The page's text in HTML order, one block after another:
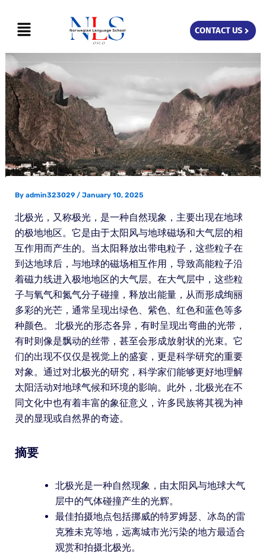
content
Menu CONTACT US
By admin323029 / January 10, 2025
北极光，又称极光，是一种自然现象，主要出现在地球
的极地地区。它是由于太阳风与地球磁场和大气层的相
互作用而产生的。当太阳释放出带电粒子，这些粒子在
到达地球后，与地球的磁场相互作用，导致高能粒子沿
着磁力线进入极地地区的大气层。在大气层中，这些粒
子与氧气和氮气分子碰撞，释放出能量，从而形成绚丽
多彩的光芒，通常呈现出绿色、紫色、红色和蓝色等多
种颜色。 北极光的形态各异，有时呈现出弯曲的光带，
有时则像是飘动的丝带，甚至会形成放射状的光束。它
们的出现不仅仅是视觉上的盛宴，更是科学研究的重要
对象。通过对北极光的研究，科学家们能够更好地理解
太阳活动对地球气候和环境的影响。此外，北极光在不
同文化中也有着丰富的象征意义，许多民族将其视为神
灵的显现或自然界的奇迹。
摘要
北极光是一种自然现象，由太阳风与地球大气
层中的气体碰撞产生的光辉。
最佳拍摄地点包括挪威的特罗姆瑟、冰岛的雷
克雅未克等地，远离城市光污染的地方最适合
观赏和拍摄北极光。